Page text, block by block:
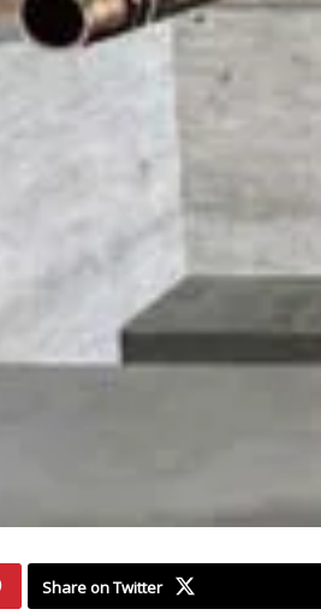
Share on Twitter